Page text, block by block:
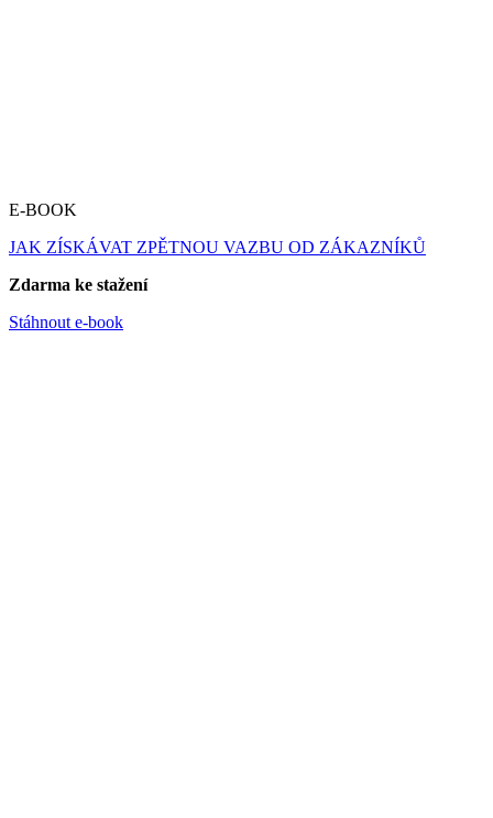
E-BOOK
JAK ZÍSKÁVAT ZPĚTNOU VAZBU OD ZÁKAZNÍKŮ
Zdarma ke stažení
Stáhnout e-book